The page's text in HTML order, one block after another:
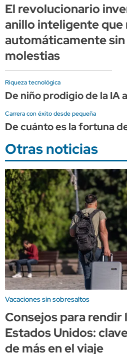
El revolucionario
anillo inteligente que
automáticamente
molestias
Riqueza tecnológica
De niño prodigio de la IA
Carrera con éxito desde pequeña
De cuánto es la fortuna
Otras noticias
Vacaciones sin sobresaltos
Consejos para rendir
Estados Unidos:
de más en el viaje